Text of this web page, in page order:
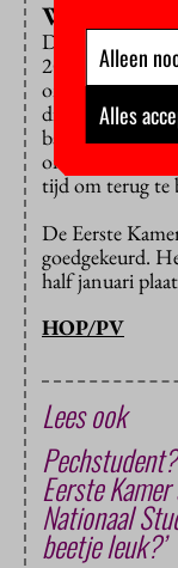
Wetsvoorstel
De minister wil
2015. Nieuwe
onder het
die meer dan
basisbeurs
omhoog en
tijd om terug te
De Eerste
goedgekeurd.
half januari
HOP/PV
Lees ook
Eerste
Nationaal
beetje leuk?’
Alleen
Alles